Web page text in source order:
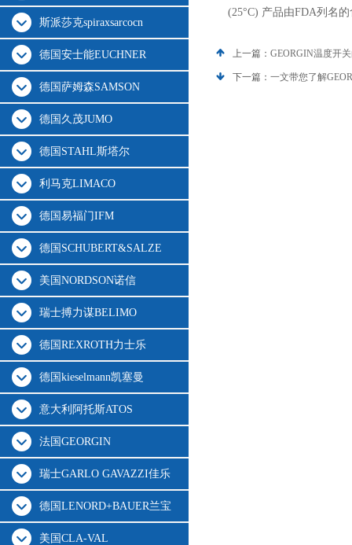
斯派莎克spiraxsarcocn
德国安士能EUCHNER
德国萨姆森SAMSON
德国久茂JUMO
德国STAHL斯塔尔
利马克LIMACO
德国易福门IFM
德国SCHUBERT&SALZE
美国NORDSON诺信
瑞士搏力谋BELIMO
德国REXROTH力士乐
德国kieselmann凯塞曼
意大利阿托斯ATOS
法国GEORGIN
瑞士GARLO GAVAZZI佳乐
德国LENORD+BAUER兰宝
美国CLA-VAL
(25°C) 产品由FDA列名
上一篇： GEORGIN温度开
下一篇： 一文带您了解